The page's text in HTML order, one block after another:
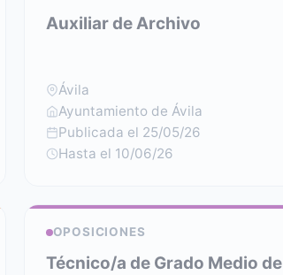
Auxiliar de Archivo
Ávila
Ayuntamiento de Ávila
Publicada el 25/05/26
Hasta el 10/06/26
OPOSICIONES
Técnico/a de Grado Medio de